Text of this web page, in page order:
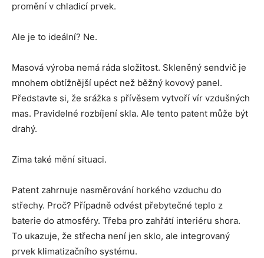
promění v chladicí prvek.
Ale je to ideální? Ne.
Masová výroba nemá ráda složitost. Skleněný sendvič je
mnohem obtížnější upéct než běžný kovový panel.
Představte si, že srážka s přívěsem vytvoří vír vzdušných
mas. Pravidelné rozbíjení skla. Ale tento patent může být
drahý.
Zima také mění situaci.
Patent zahrnuje nasměrování horkého vzduchu do
střechy. Proč? Případně odvést přebytečné teplo z
baterie do atmosféry. Třeba pro zahřátí interiéru shora.
To ukazuje, že střecha není jen sklo, ale integrovaný
prvek klimatizačního systému.